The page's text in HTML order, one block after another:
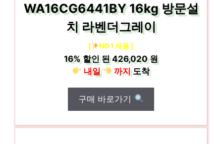
WA16CG6441BY 16kg 방문설
치 라벤더그레이
[ NO.1 제품 ]
16% 할인 된426,020 원
내일
까지도착
구매 바로가기